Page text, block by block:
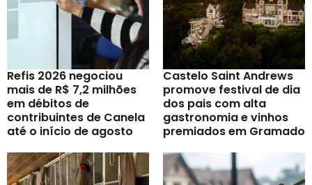
Refis 2026 negociou
mais de R$ 7,2 milhões
em débitos de
contribuintes de Canela
até o início de agosto
Castelo Saint Andrews
promove festival de dia
dos pais com alta
gastronomia e vinhos
premiados em Gramado